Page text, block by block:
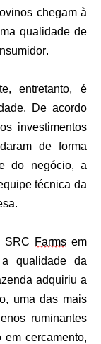
chegam à
qualidade de
entretanto, é
De acordo
investimentos
de forma
do negócio, a
técnica da
SRC Farmsem
qualidade da
adquiriu a
uma das mais
ruminantes
cercamento,